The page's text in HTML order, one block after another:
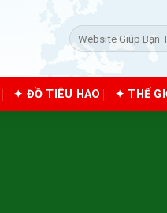
Tìm
kiếm:
✦ ĐỒ TIÊU HAO ✦ THẾ